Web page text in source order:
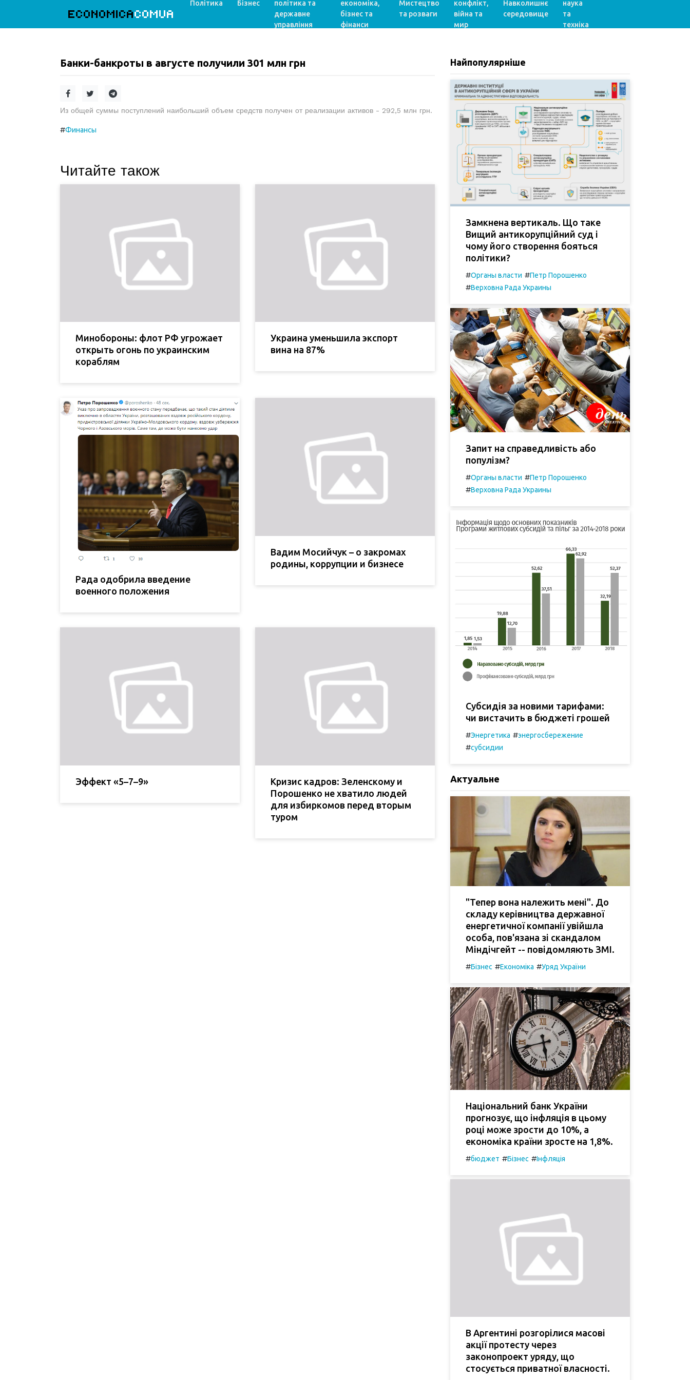
ECONOMICACOMUA
Політика Бізнес
політика та
державне
управління
економіка,
бізнес та
фінанси
Мистецтво
та розваги
конфлікт,
війна та
мир
Навколишнє
середовище
наука
та
техніка
Банки-банкроты в августе получили 301 млн грн
Из общей суммы поступлений наибольший объем средств получен от реализации активов - 292,5 млн грн.
#Финансы
Читайте також
Минобороны: флот РФ угрожает
открыть огонь по украинским
кораблям
Украина уменьшила экспорт
вина на 87%
Рада одобрила введение
военного положения
Вадим Мосийчук – о закромах
родины, коррупции и бизнесе
Эффект «5–7–9»
Кризис кадров: Зеленскому и
Порошенко не хватило людей
для избиркомов перед вторым
туром
Найпопулярніше
Замкнена вертикаль. Що таке
Вищий антикорупційний суд і
чому його створення бояться
політики?
#Органы власти #Петр Порошенко
#Верховна Рада Украины
Запит на справедливість або
популізм?
#Органы власти #Петр Порошенко
#Верховна Рада Украины
Субсидія за новими тарифами:
чи вистачить в бюджеті грошей
#Энергетика #энергосбережение
#субсидии
Актуальне
"Тепер вона належить мені". До
складу керівництва державної
енергетичної компанії увійшла
особа, пов'язана зі скандалом
Міндічгейт -- повідомляють ЗМІ.
#Бізнес #Економіка #Уряд України
Національний банк України
прогнозує, що інфляція в цьому
році може зрости до 10%, а
економіка країни зросте на 1,8%.
#бюджет #Бізнес #Інфляція
В Аргентині розгорілися масові
акції протесту через
законопроект уряду, що
стосується приватної власності.